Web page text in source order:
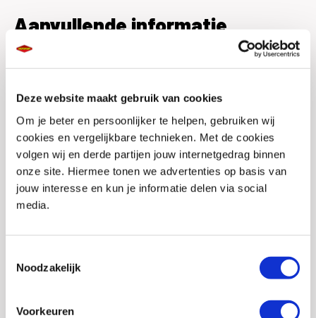
Deze website maakt gebruik van cookies
Om je beter en persoonlijker te helpen, gebruiken wij
cookies en vergelijkbare technieken. Met de cookies
volgen wij en derde partijen jouw internetgedrag binnen
onze site. Hiermee tonen we advertenties op basis van
jouw interesse en kun je informatie delen via social
media.
Noodzakelijk
Voorkeuren
Aanvullende informatie
Maat
XXXL
Kleur
Rood
Merk
Nolan
Stijl
Adventure, Race/sport, Touring
Pinlock
Voorbereid
Helm materialen
voorbereid